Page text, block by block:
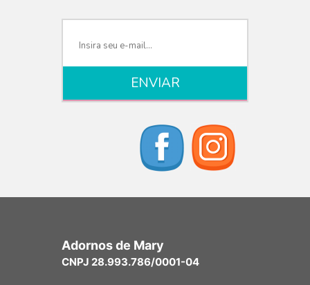
Adornos de Mary
CNPJ 28.993.786/0001-04